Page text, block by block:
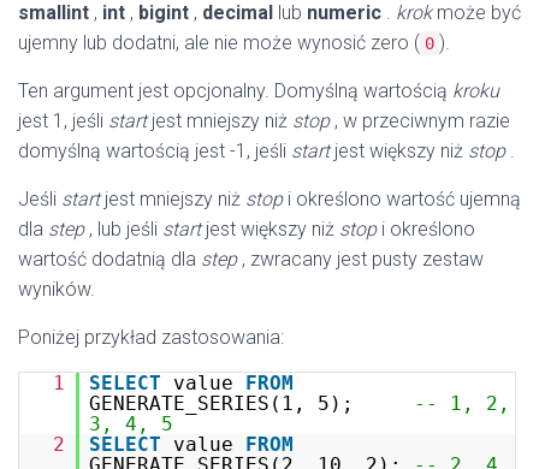
smallint , int , bigint , decimal lub numeric . krokmoże być
ujemny lub dodatni, ale nie może wynosić zero ( 0 ).
Ten argument jest opcjonalny. Domyślną wartością kroku
jest 1, jeśli startjest mniejszy niż stop, w przeciwnym razie
domyślną wartością jest -1, jeśli startjest większy niż stop.
Jeśli startjest mniejszy niż stopi określono wartość ujemną
dla step, lub jeśli startjest większy niż stopi określono
wartość dodatnią dla step, zwracany jest pusty zestaw
wyników.
Poniżej przykład zastosowania:
1
SELECT value FROM
GENERATE_SERIES(1, 5);
-- 1, 2,
3, 4, 5
2
SELECT value FROM